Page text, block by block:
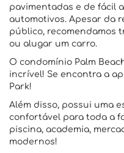
pavimentadas e de fácil
automotivos. Apesar da
público, recomendamos
ou alugar um carro.
O condomínio Palm
incrível! Se encontra a
Park!
Além disso, possui uma
confortável para toda a
piscina, academia,
modernos!